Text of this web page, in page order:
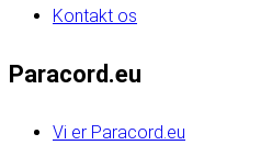
Kontakt os
Paracord.eu
Vi er Paracord.eu